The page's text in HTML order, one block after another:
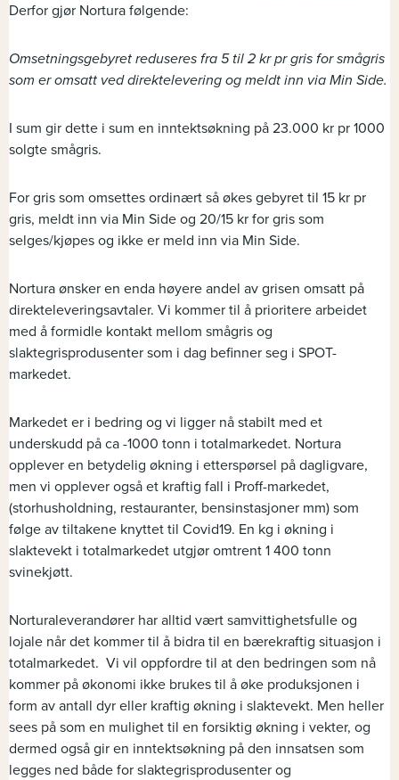
Derfor gjør Nortura følgende:
Omsetningsgebyret reduseres fra 5 til 2 kr pr gris for smågris
som er omsatt ved direktelevering og meldt inn via Min Side.
I sum gir dette i sum en inntektsøkning på 23.000 kr pr 1000
solgte smågris.
For gris som omsettes ordinært så økes gebyret til 15 kr pr
gris, meldt inn via Min Side og 20/15 kr for gris som
selges/kjøpes og ikke er meld inn via Min Side.
Nortura ønsker en enda høyere andel av grisen omsatt på
direkteleveringsavtaler. Vi kommer til å prioritere arbeidet
med å formidle kontakt mellom smågris og
slaktegrisprodusenter som i dag befinner seg i SPOT-
markedet.
Markedet er i bedring og vi ligger nå stabilt med et
underskudd på ca -1000 tonn i totalmarkedet. Nortura
opplever en betydelig økning i etterspørsel på dagligvare,
men vi opplever også et kraftig fall i Proff-markedet,
(storhusholdning, restauranter, bensinstasjoner mm) som
følge av tiltakene knyttet til Covid19. En kg i økning i
slaktevekt i totalmarkedet utgjør omtrent 1 400 tonn
svinekjøtt.
Norturaleverandører har alltid vært samvittighetsfulle og
lojale når det kommer til å bidra til en bærekraftig situasjon i
totalmarkedet. Vi vil oppfordre til at den bedringen som nå
kommer på økonomi ikke brukes til å øke produksjonen i
form av antall dyr eller kraftig økning i slaktevekt. Men heller
sees på som en mulighet til en forsiktig økning i vekter, og
dermed også gir en inntektsøkning på den innsatsen som
legges ned både for slaktegrisprodusenter og